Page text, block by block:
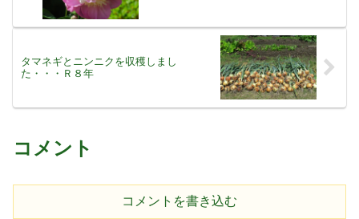
タマネギとニンニクを収穫しまし
た・・・Ｒ８年
コメント
コメントを書き込む